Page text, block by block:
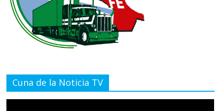
Cuna de la Noticia TV